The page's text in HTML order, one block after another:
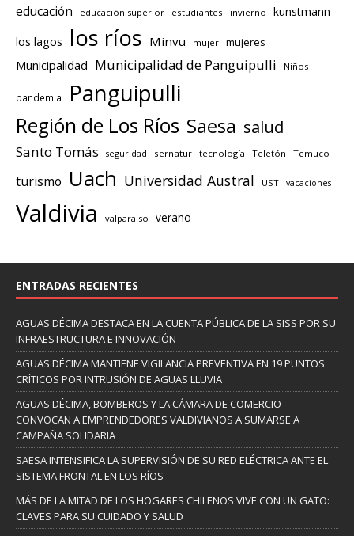
educación educación superior estudiantes invierno kunstmann
los lagos los ríos Minvu mujer mujeres
Municipalidad Municipalidad de Panguipulli Niños
pandemia Panguipulli
Región de Los Ríos Saesa salud
Santo Tomás seguridad sernatur tecnología Teletón Temuco
turismo Uach Universidad Austral UST vacaciones
Valdivia valparaiso verano
ENTRADAS RECIENTES
AGUAS DÉCIMA DESTACA EN LA CUENTA PÚBLICA DE LA SISS POR SU
INFRAESTRUCTURA E INNOVACIÓN
AGUAS DÉCIMA MANTIENE VIGILANCIA PREVENTIVA EN 19 PUNTOS
CRÍTICOS POR INTRUSIÓN DE AGUAS LLUVIA
AGUAS DÉCIMA, BOMBEROS Y LA CÁMARA DE COMERCIO
CONVOCAN A EMPRENDEDORES VALDIVIANOS A SUMARSE A
CAMPAÑA SOLIDARIA
SAESA INTENSIFICA LA SUPERVISIÓN DE SU RED ELÉCTRICA ANTE EL
SISTEMA FRONTAL EN LOS RÍOS
MÁS DE LA MITAD DE LOS HOGARES CHILENOS VIVE CON UN GATO:
CLAVES PARA SU CUIDADO Y SALUD